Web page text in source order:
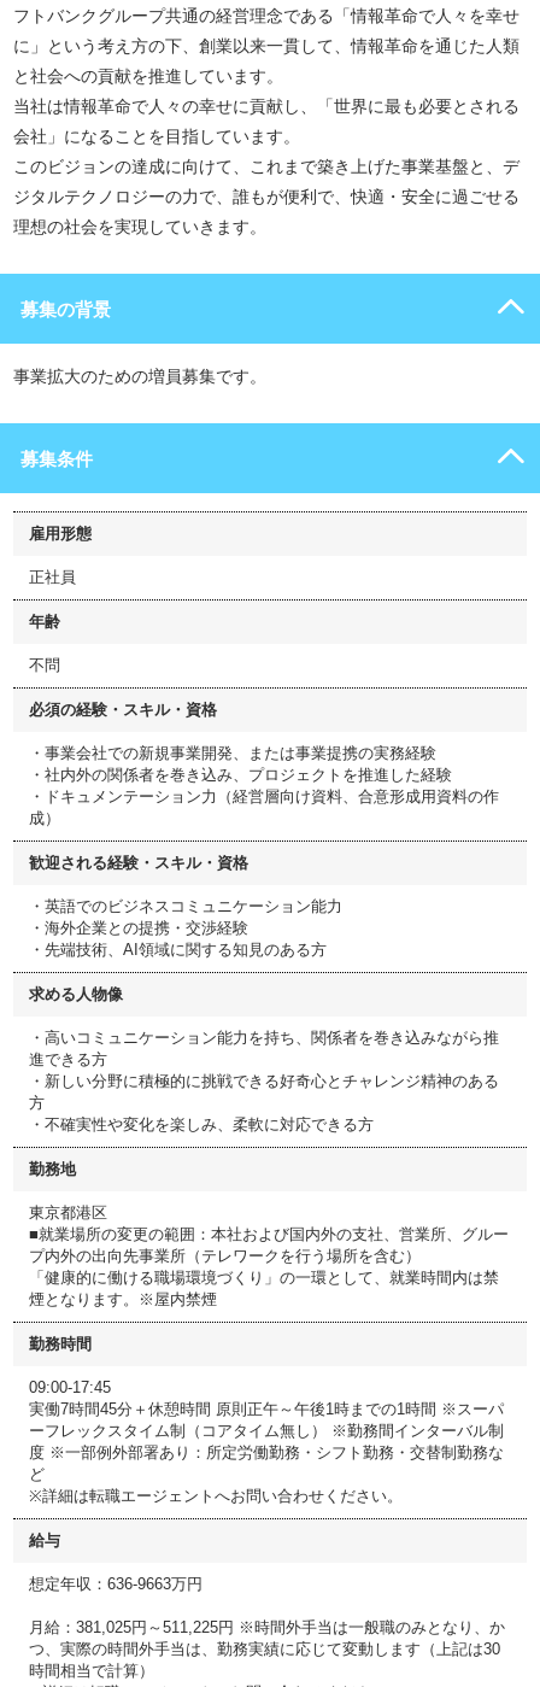
フトバンクグループ共通の経営理念である「情報革命で人々を幸せ
に」という考え方の下、創業以来一貫して、情報革命を通じた人類
と社会への貢献を推進しています。
当社は情報革命で人々の幸せに貢献し、「世界に最も必要とされる
会社」になることを目指しています。
このビジョンの達成に向けて、これまで築き上げた事業基盤と、デ
ジタルテクノロジーの力で、誰もが便利で、快適・安全に過ごせる
理想の社会を実現していきます。
募集の背景
事業拡大のための増員募集です。
募集条件
雇用形態
正社員
年齢
不問
必須の経験・スキル・資格
・事業会社での新規事業開発、または事業提携の実務経験
・社内外の関係者を巻き込み、プロジェクトを推進した経験
・ドキュメンテーション力（経営層向け資料、合意形成用資料の作
成）
歓迎される経験・スキル・資格
・英語でのビジネスコミュニケーション能力
・海外企業との提携・交渉経験
・先端技術、AI領域に関する知見のある方
求める人物像
・高いコミュニケーション能力を持ち、関係者を巻き込みながら推
進できる方
・新しい分野に積極的に挑戦できる好奇心とチャレンジ精神のある
方
・不確実性や変化を楽しみ、柔軟に対応できる方
勤務地
東京都港区
■就業場所の変更の範囲：本社および国内外の支社、営業所、グルー
プ内外の出向先事業所（テレワークを行う場所を含む）
「健康的に働ける職場環境づくり」の一環として、就業時間内は禁
煙となります。※屋内禁煙
勤務時間
09:00-17:45
実働7時間45分＋休憩時間 原則正午～午後1時までの1時間 ※スーパ
ーフレックスタイム制（コアタイム無し） ※勤務間インターバル制
度 ※一部例外部署あり：所定労働勤務・シフト勤務・交替制勤務な
ど
※詳細は転職エージェントへお問い合わせください。
給与
想定年収：636-9663万円
月給：381,025円～511,225円 ※時間外手当は一般職のみとなり、か
つ、実際の時間外手当は、勤務実績に応じて変動します（上記は30
時間相当で計算）